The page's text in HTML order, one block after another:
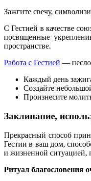
Зажгите свечу,
С Гестией в качестве
посвященные
пространстве.
Работа с Гестией —
Каждый день
Создайте
Произнесите
Заклинание,
Прекрасный способ
Гестии в ваш дом,
и жизненной ситуацией,
Ритуал благословения